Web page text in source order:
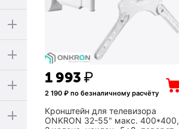
1 993₽
2 190 ₽ по безналичному расчёту
Кронштейн для телевизора
ONKRON 32-55" макс. 400*400,